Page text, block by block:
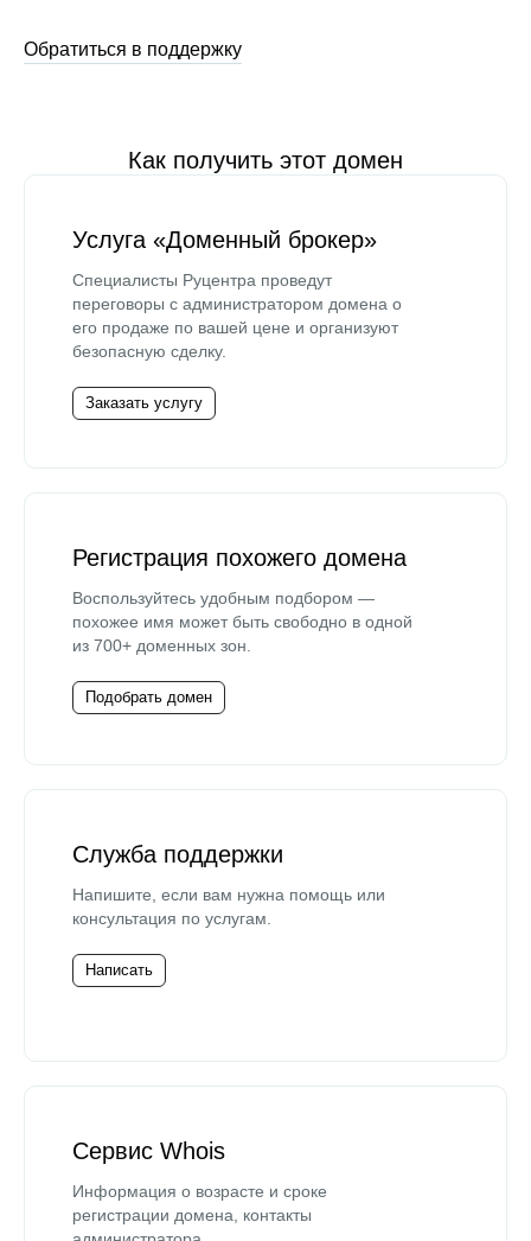
Обратиться в поддержку
Как получить этот домен
Услуга «Доменный брокер»
Специалисты Руцентра проведут
переговоры с администратором домена о
его продаже по вашей цене и организуют
безопасную сделку.
Заказать услугу
Регистрация похожего домена
Воспользуйтесь удобным подбором —
похожее имя может быть свободно в одной
из 700+ доменных зон.
Подобрать домен
Служба поддержки
Напишите, если вам нужна помощь или
консультация по услугам.
Написать
Сервис Whois
Информация о возрасте и сроке
регистрации домена, контакты